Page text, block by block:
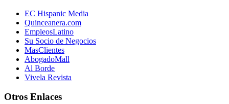
EC Hispanic Media
Quinceanera.com
EmpleosLatino
Su Socio de Negocios
MasClientes
AbogadoMall
Al Borde
Vivela Revista
Otros Enlaces